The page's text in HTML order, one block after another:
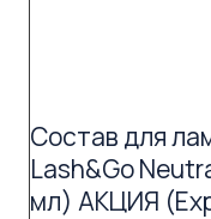
Состав для
Lash&Go
мл) АКЦИЯ